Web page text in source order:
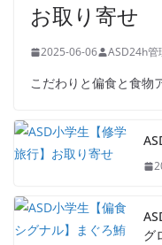
お取り寄せ
2025-06-06 ASD24h管
こだわりと偏食と食物
グ